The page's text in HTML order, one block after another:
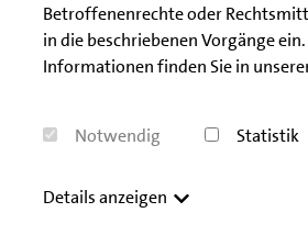
Betroffenenrechte oder
in die beschriebenen Vorgänge
Informationen finden Sie in
Notwendig Statistik
Details anzeigen
Bildung & Kultur Schulen |